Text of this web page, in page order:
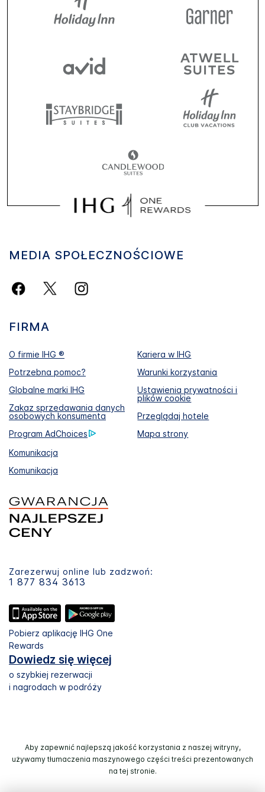
MEDIA SPOŁECZNOŚCIOWE
FIRMA
O firmie IHG ®
Kariera w IHG
Potrzebna pomoc?
Warunki korzystania
Globalne marki IHG
Ustawienia prywatności i
plików cookie
Zakaz sprzedawania danych
osobowych konsumenta
Przeglądaj hotele
Program AdChoices
Mapa strony
Komunikacja
Komunikacja
Zarezerwuj online lub zadzwoń:
1 877 834 3613
Pobierz aplikację IHG One
Rewards
Dowiedz się więcej
o szybkiej rezerwacji
i nagrodach w podróży
Aby zapewnić najlepszą jakość korzystania z naszej witryny,
używamy tłumaczenia maszynowego części treści prezentowanych
na tej stronie.